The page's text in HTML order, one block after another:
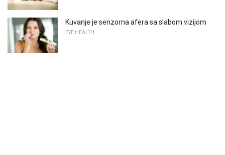
Kuvanje je senzorna afera sa slabom vizijom
EYE HEALTH